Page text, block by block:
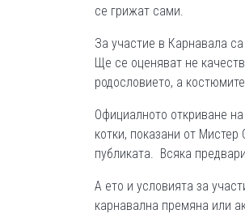
се грижат сами.
За участие в Карнавала
Ще се оценяват не
родословието, а
Официалното откриване
котки, показани от
публиката. Всяка
А ето и условията за
карнавална премяна или